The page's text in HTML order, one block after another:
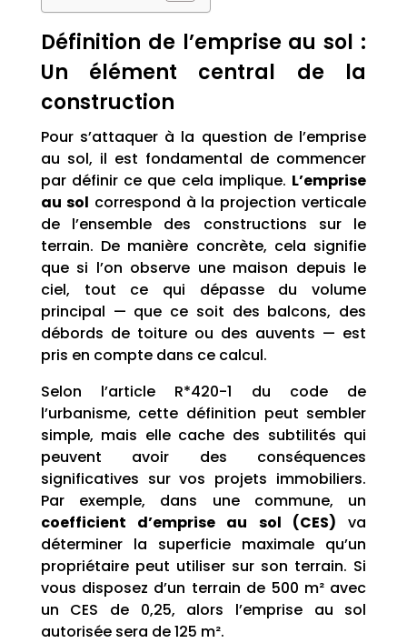
Définition de l’emprise au sol :
Un élément central de la
construction
Pour s’attaquer à la question de l’emprise
au sol, il est fondamental de commencer
par définir ce que cela implique. L’emprise
au sol correspond à la projection verticale
de l’ensemble des constructions sur le
terrain. De manière concrète, cela signifie
que si l’on observe une maison depuis le
ciel, tout ce qui dépasse du volume
principal — que ce soit des balcons, des
débords de toiture ou des auvents — est
pris en compte dans ce calcul.
Selon l’article R*420-1 du code de
l’urbanisme, cette définition peut sembler
simple, mais elle cache des subtilités qui
peuvent avoir des conséquences
significatives sur vos projets immobiliers.
Par exemple, dans une commune, un
coefficient d’emprise au sol (CES) va
déterminer la superficie maximale qu’un
propriétaire peut utiliser sur son terrain. Si
vous disposez d’un terrain de 500 m² avec
un CES de 0,25, alors l’emprise au sol
autorisée sera de 125 m².